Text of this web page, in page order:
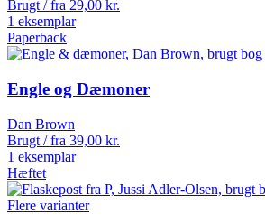
Brugt / fra 29,00 kr.
1 eksemplar
Paperback
Engle og Dæmoner
Dan Brown
Brugt / fra 39,00 kr.
1 eksemplar
Hæftet
Flere varianter